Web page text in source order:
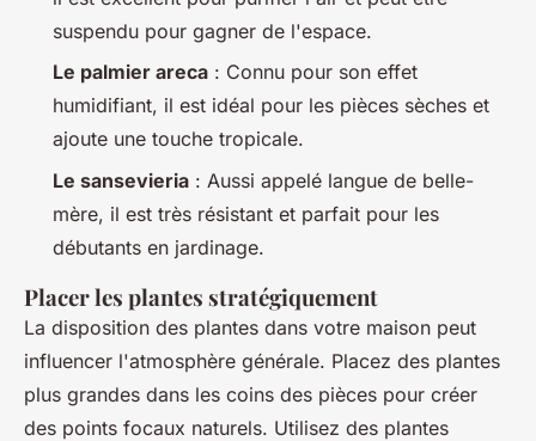
suspendu pour gagner de l'espace.
Le palmier areca : Connu pour son effet
humidifiant, il est idéal pour les pièces sèches et
ajoute une touche tropicale.
Le sansevieria : Aussi appelé langue de belle-
mère, il est très résistant et parfait pour les
débutants en jardinage.
Placer les plantes stratégiquement
La disposition des plantes dans votre maison peut
influencer l'atmosphère générale. Placez des plantes
plus grandes dans les coins des pièces pour créer
des points focaux naturels. Utilisez des plantes